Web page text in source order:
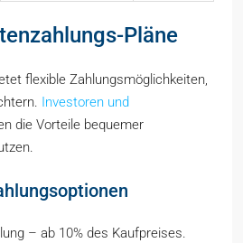
Pläne
flexible Zahlungsmöglichkeiten,
Investoren und
die Vorteile bequemer
– ab 10% des Kaufpreises.